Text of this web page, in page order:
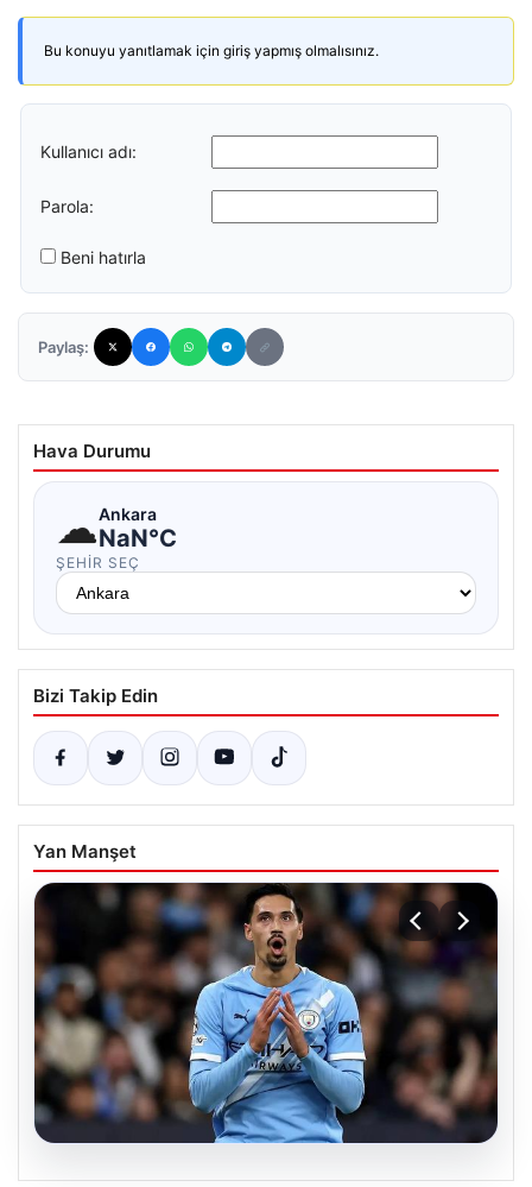
Bu konuyu yanıtlamak için giriş yapmış olmalısınız.
Kullanıcı adı:
Parola:
Beni hatırla
Paylaş:
Hava Durumu
☁Ankara
NaN°C
ŞEHIR SEÇ
Bizi Takip Edin
Yan Manşet
04.08.2026